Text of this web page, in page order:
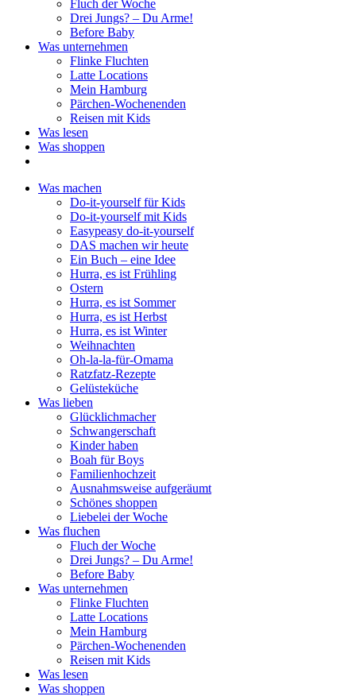
Fluch der Woche
Drei Jungs? – Du Arme!
Before Baby
Was unternehmen
Flinke Fluchten
Latte Locations
Mein Hamburg
Pärchen-Wochenenden
Reisen mit Kids
Was lesen
Was shoppen
Was machen
Do-it-yourself für Kids
Do-it-yourself mit Kids
Easypeasy do-it-yourself
DAS machen wir heute
Ein Buch – eine Idee
Hurra, es ist Frühling
Ostern
Hurra, es ist Sommer
Hurra, es ist Herbst
Hurra, es ist Winter
Weihnachten
Oh-la-la-für-Omama
Ratzfatz-Rezepte
Gelüsteküche
Was lieben
Glücklichmacher
Schwangerschaft
Kinder haben
Boah für Boys
Familienhochzeit
Ausnahmsweise aufgeräumt
Schönes shoppen
Liebelei der Woche
Was fluchen
Fluch der Woche
Drei Jungs? – Du Arme!
Before Baby
Was unternehmen
Flinke Fluchten
Latte Locations
Mein Hamburg
Pärchen-Wochenenden
Reisen mit Kids
Was lesen
Was shoppen